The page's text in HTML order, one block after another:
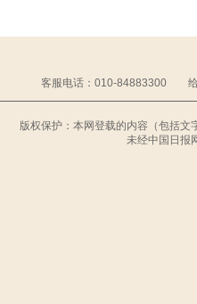
客服电话：010-84883300 给
版权保护：本网登载的内容（包括
未经中国日报